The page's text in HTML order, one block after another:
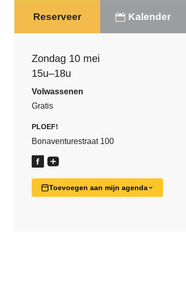
Reserveer Kalender
Zondag 10 mei
15u–18u
Volwassenen
Gratis
PLOEF!
Bonaventurestraat 100
Toevoegen aan mijn agenda